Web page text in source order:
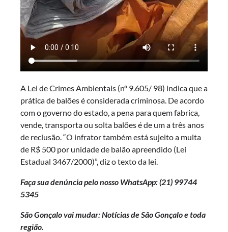
A Lei de Crimes Ambientais (nº 9.605/ 98) indica que a
prática de balões é considerada criminosa. De acordo
com o governo do estado, a pena para quem fabrica,
vende, transporta ou solta balões é de um a três anos
de reclusão. “O infrator também está sujeito a multa
de R$ 500 por unidade de balão apreendido (Lei
Estadual 3467/2000)”, diz o texto da lei.
Faça sua denúncia pelo nosso WhatsApp: (21) 99744
5345
São Gonçalo vai mudar: Notícias de São Gonçalo e toda
região.